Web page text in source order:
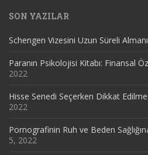
SON YAZILAR
Schengen Vizesini Uzun Süreli
Paranın Psikolojisi Kitabı: Finansal
2022
Hisse Senedi Seçerken Dikkat
2022
Pornografinin Ruh ve Beden
5, 2022